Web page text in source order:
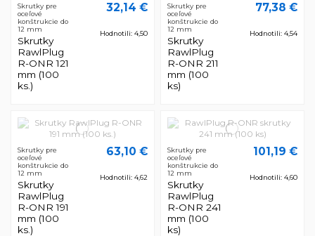
Skrutky pre
oceľové
konštrukcie do
12 mm
Skrutky
RawlPlug
R-ONR 121
mm (100
ks.)
32,14 €
Hodnotili: 4,50
Skrutky pre
oceľové
konštrukcie do
12 mm
Skrutky
RawlPlug
R-ONR 211
mm (100
ks)
77,38 €
Hodnotili: 4,54
Skrutky pre
oceľové
konštrukcie do
12 mm
Skrutky
RawlPlug
R-ONR 191
mm (100
ks.)
63,10 €
Hodnotili: 4,62
Skrutky pre
oceľové
konštrukcie do
12 mm
Skrutky
RawlPlug
R-ONR 241
mm (100
ks)
101,19 €
Hodnotili: 4,60